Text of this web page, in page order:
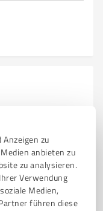
zu
anbieten zu
zu analysieren.
Verwendung
Medien,
führen diese
bietet
DACHLOGGIA